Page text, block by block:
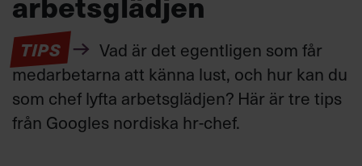
TIPS
Vad är det egentligen som får
medarbetarna att känna lust, och hur kan du
som chef lyfta arbetsglädjen? Här är tre tips
från Googles nordiska hr-chef.